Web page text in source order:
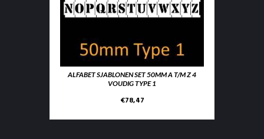
ALFABET SJABLONEN SET 50MM A T/M Z 4
VOUDIG TYPE 1
€78,47